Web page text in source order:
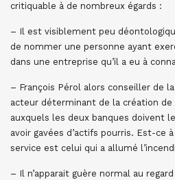
critiquable à de nombreux égards :
– Il est visiblement peu
de nommer une personne ayant
dans une entreprise qu’il a eu à
– François Pérol alors conseiller de
acteur déterminant de la création
auxquels les deux banques doivent
avoir gavées d’actifs pourris. Est-ce
service est celui qui a allumé
– Il n’apparait guère normal au